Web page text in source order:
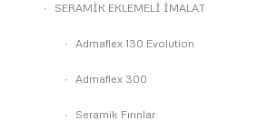
SERAMİK EKLEMELİ İMALAT
Admaflex 130 Evolution
Admaflex 300
Seramik Fırınlar